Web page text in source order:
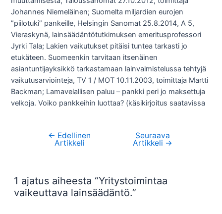
Johannes Niemeläinen; Suomelta miljardien eurojen
”piilotuki” pankeille, Helsingin Sanomat 25.8.2014, A 5,
Vieraskynä, lainsäädäntötutkimuksen emeritusprofessori
Jyrki Tala; Lakien vaikutukset pitäisi tuntea tarkasti jo
etukäteen. Suomeenkin tarvitaan itsenäinen
asiantuntijayksikkö tarkastamaan lainvalmistelussa tehtyjä
vaikutusarviointeja, TV 1 / MOT 10.11.2003, toimittaja Martti
Backman; Lamavelallisen paluu – pankki peri jo maksettuja
velkoja. Voiko pankkeihin luottaa? (käsikirjoitus saatavissa
Artikkelien
← Edellinen
Artikkeli
Seuraava
Artikkeli →
1 ajatus aiheesta “Yritystoimintaa
vaikeuttava lainsäädäntö.”